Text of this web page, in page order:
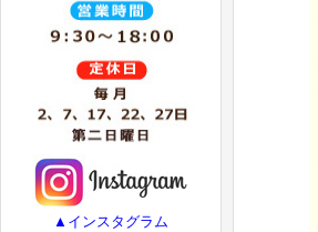
▲インスタグラム